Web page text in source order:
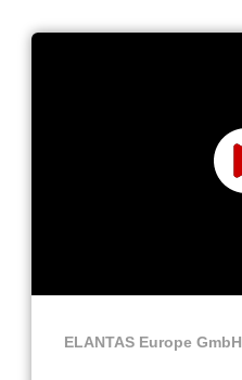
ELANTAS Europe GmbH